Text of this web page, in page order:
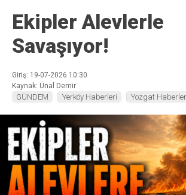
Ekipler Alevlerle
Savaşıyor!
Giriş: 19-07-2026 10:30
Kaynak: Ünal Demir
GÜNDEM Yerköy Haberleri Yozgat